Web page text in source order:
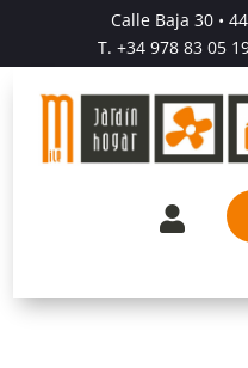
Calle Baja 30 •
T. +34 978 83 05
